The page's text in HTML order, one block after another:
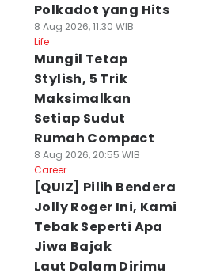
Polkadot yang Hits
8 Aug 2026, 11:30 WIB
Life
Mungil Tetap
Stylish, 5 Trik
Maksimalkan
Setiap Sudut
Rumah Compact
8 Aug 2026, 20:55 WIB
Career
[QUIZ] Pilih Bendera
Jolly Roger Ini, Kami
Tebak Seperti Apa
Jiwa Bajak
Laut Dalam Dirimu